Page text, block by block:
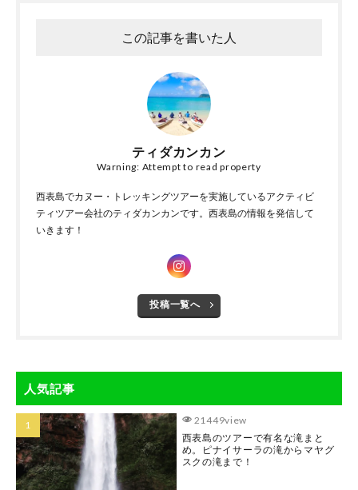
この記事を書いた人
ティダカンカン
Warning: Attempt to read property
西表島でカヌー・トレッキングツアーを実施しているアクティビ
ティツアー会社のティダカンカンです。西表島の情報を発信して
いきます！
投稿一覧へ
人気記事
21449view
西表島のツアーで有名な滝まと
め。ピナイサーラの滝からマヤグ
スクの滝まで！